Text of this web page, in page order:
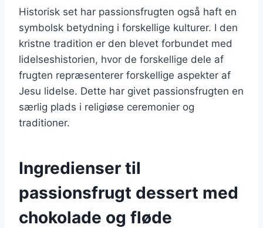
Historisk set har passionsfrugten også haft en
symbolsk betydning i forskellige kulturer. I den
kristne tradition er den blevet forbundet med
lidelseshistorien, hvor de forskellige dele af
frugten repræsenterer forskellige aspekter af
Jesu lidelse. Dette har givet passionsfrugten en
særlig plads i religiøse ceremonier og
traditioner.
Ingredienser til
passionsfrugt dessert med
chokolade og fløde